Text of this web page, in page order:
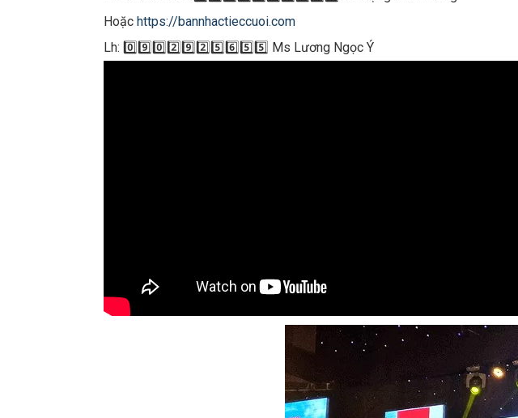
Hoặc https://bannhactieccuoi.com​​​
Lh: 0️⃣9️⃣0️⃣2️⃣9️⃣2️⃣5️⃣6️⃣5️⃣5️⃣ Ms Lương Ngọc Ý